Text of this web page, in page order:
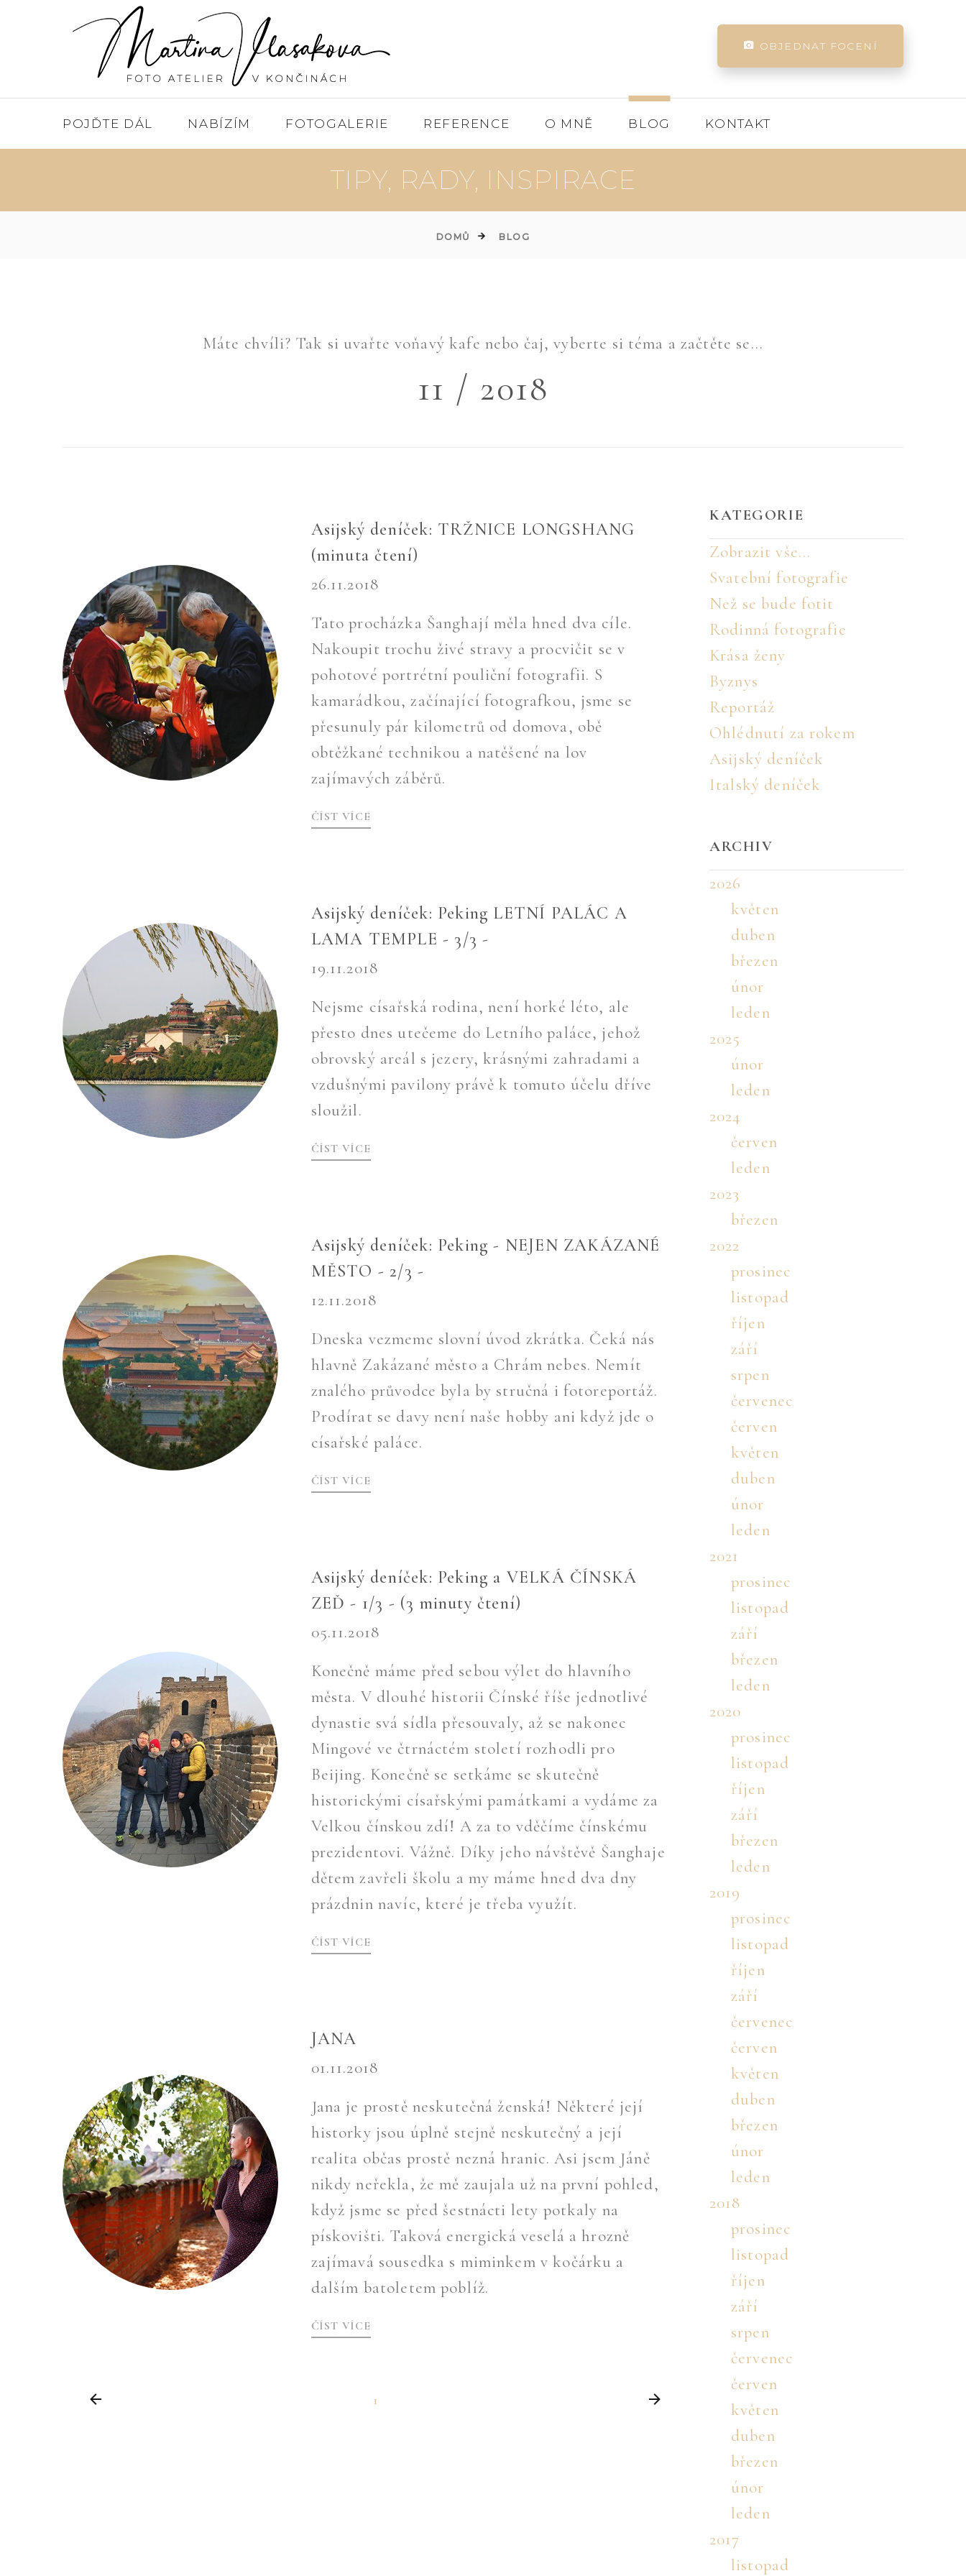
OBJEDNAT FOCENÍ
POJĎTE DÁL NABÍZÍM FOTOGALERIE REFERENCE O MNĚ BLOG KONTAKT
TIPY, RADY, INSPIRACE
DOMŮ BLOG
Máte chvíli? Tak si uvařte voňavý kafe nebo čaj, vyberte si téma a začtěte se...
11 / 2018
Asijský deníček: TRŽNICE LONGSHANG
(minuta čtení)
26.11.2018
Tato procházka Šanghají měla hned dva cíle.
Nakoupit trochu živé stravy a procvičit se v
pohotové portrétní pouliční fotografii. S
kamarádkou, začínající fotografkou, jsme se
přesunuly pár kilometrů od domova, obě
obtěžkané technikou a natěšené na lov
zajímavých záběrů.
ČÍST VÍCE
Asijský deníček: Peking LETNÍ PALÁC A
LAMA TEMPLE - 3/3 -
19.11.2018
Nejsme císařská rodina, není horké léto, ale
přesto dnes utečeme do Letního paláce, jehož
obrovský areál s jezery, krásnými zahradami a
vzdušnými pavilony právě k tomuto účelu dříve
sloužil.
ČÍST VÍCE
Asijský deníček: Peking - NEJEN ZAKÁZANÉ
MĚSTO - 2/3 -
12.11.2018
Dneska vezmeme slovní úvod zkrátka. Čeká nás
hlavně Zakázané město a Chrám nebes. Nemít
znalého průvodce byla by stručná i fotoreportáž.
Prodírat se davy není naše hobby ani když jde o
císařské paláce.
ČÍST VÍCE
Asijský deníček: Peking a VELKÁ ČÍNSKÁ
ZEĎ - 1/3 - (3 minuty čtení)
05.11.2018
Konečně máme před sebou výlet do hlavního
města. V dlouhé historii Čínské říše jednotlivé
dynastie svá sídla přesouvaly, až se nakonec
Mingové ve čtrnáctém století rozhodli pro
Beijing. Konečně se setkáme se skutečně
historickými císařskými památkami a vydáme za
Velkou čínskou zdí! A za to vděčíme čínskému
prezidentovi. Vážně. Díky jeho návštěvě Šanghaje
dětem zavřeli školu a my máme hned dva dny
prázdnin navíc, které je třeba využít.
ČÍST VÍCE
JANA
01.11.2018
Jana je prostě neskutečná ženská! Některé její
historky jsou úplně stejně neskutečný a její
realita občas prostě nezná hranic. Asi jsem Jáně
nikdy neřekla, že mě zaujala už na první pohled,
když jsme se před šestnácti lety potkaly na
pískovišti. Taková energická veselá a hrozně
zajímavá sousedka s miminkem v kočárku a
dalším batoletem poblíž.
ČÍST VÍCE
1
KATEGORIE
Zobrazit vše...
Svatební fotografie
Než se bude fotit
Rodinná fotografie
Krása ženy
Byznys
Reportáž
Ohlédnutí za rokem
Asijský deníček
Italský deníček
ARCHIV
2026
květen
duben
březen
únor
leden
2025
únor
leden
2024
červen
leden
2023
březen
2022
prosinec
listopad
říjen
září
srpen
červenec
červen
květen
duben
únor
leden
2021
prosinec
listopad
září
březen
leden
2020
prosinec
listopad
říjen
září
březen
leden
2019
prosinec
listopad
říjen
září
červenec
červen
květen
duben
březen
únor
leden
2018
prosinec
listopad
říjen
září
srpen
červenec
červen
květen
duben
březen
únor
leden
2017
listopad